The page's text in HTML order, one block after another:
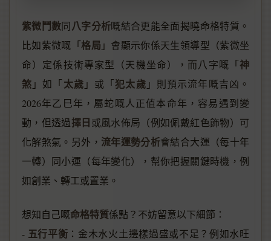
紫微鬥數同八字分析嘅結合更能全面揭曉命格特質。
比如紫微嘅「格局 」會顯示你係天生領導型（紫微坐
命）定係技術專家型（天機坐命），而八字嘅「神
煞 」如「太歲 」或「犯太歲 」則預示流年嘅吉凶。
2026年乙巳年，屬蛇嘅人正值本命年，容易遇到變
動，但透過擇日或風水佈局（例如佩戴紅色飾物）可
化解煞氣。另外， 流年運勢分析會結合大運（每十年
一轉）同小運（每年變化），幫你把握關鍵時機，例
如創業、轉工或置業。
想知自己嘅命格特質係點？不妨留意以下細節：
- 五行平衡 ：金木水火土邊樣過盛或不足？例如水旺